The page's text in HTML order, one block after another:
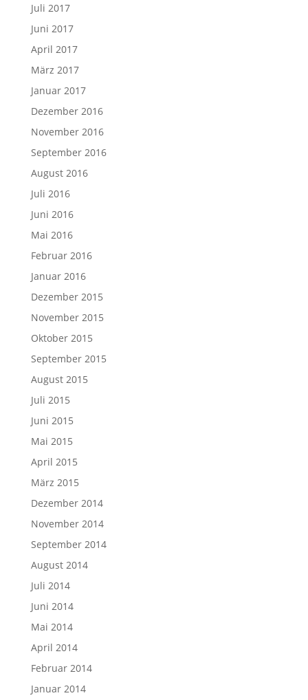
Juli 2017
Juni 2017
April 2017
März 2017
Januar 2017
Dezember 2016
November 2016
September 2016
August 2016
Juli 2016
Juni 2016
Mai 2016
Februar 2016
Januar 2016
Dezember 2015
November 2015
Oktober 2015
September 2015
August 2015
Juli 2015
Juni 2015
Mai 2015
April 2015
März 2015
Dezember 2014
November 2014
September 2014
August 2014
Juli 2014
Juni 2014
Mai 2014
April 2014
Februar 2014
Januar 2014